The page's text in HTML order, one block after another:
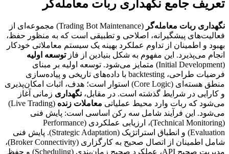
تعریف جامع نگهداری ربات معامله‌گر
نگهداری ربات معامله‌گر
(Trading Bot Maintenance) مجموعه‌ای از
فعالیت‌های پیشگیرانه، اصلاحی و تطبیقی است که به منظور حفظ،
بهبود و اطمینان از تداوم عملکرد بهینه یک سیستم معاملاتی خودکار
انجام می‌پذیرد. این مفهوم به شکل بنیادین از فازتوسعه اولیه
(Initial Development) متمایز می‌شود. توسعه اولیه بر مبنای
فرضیات طراحی، backtesting با داده‌های تاریخی و پیاده‌سازی
منطق هسته‌ای (Core Logic) استوار است؛ هدف، اثبات امکان‌پذیری
و کارایی در شرایط گذشته است. در مقابل، نگهداری زمانی آغاز
می‌شود که ربات وارد محیط عملیاتی معاملات زنده
(Live Trading)
می‌شود. این فرآیند شامل سه رکن اساسی است: پایش فنی
(Technical Monitoring)، ارزیابی عملکردی (Performance
Evaluation) و انطباق استراتژیک (Strategic Adaptation). پایش فنی
شامل اطمینان از اتصال صحیح به کارگزاری (Broker Connectivity)،
مدیریت صحیح API، عملکرد صحیح زمان‌بندی (Scheduling) و حفظ